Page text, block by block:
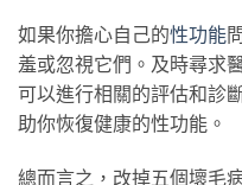
如果你擔心自己的性功能
羞或忽視它們。及時尋求
可以進行相關的評估和診
助你恢復健康的性功能。
總而言之，改掉五個壞毛